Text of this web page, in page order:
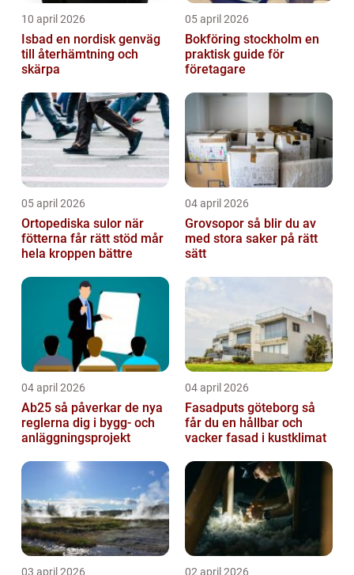
10 april 2026
Isbad en nordisk genväg
till återhämtning och
skärpa
05 april 2026
Bokföring stockholm en
praktisk guide för
företagare
05 april 2026
Ortopediska sulor när
fötterna får rätt stöd mår
hela kroppen bättre
04 april 2026
Grovsopor så blir du av
med stora saker på rätt
sätt
04 april 2026
Ab25 så påverkar de nya
reglerna dig i bygg- och
anläggningsprojekt
04 april 2026
Fasadputs göteborg så
får du en hållbar och
vacker fasad i kustklimat
03 april 2026 02 april 2026